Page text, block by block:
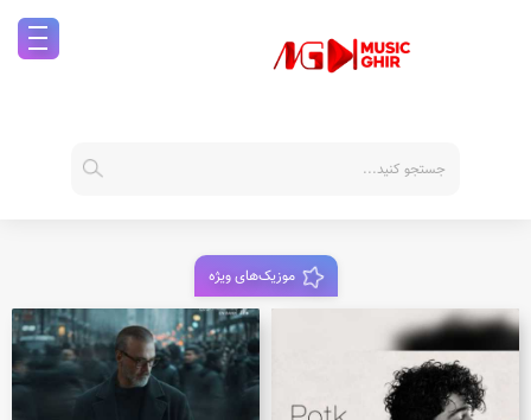
موزیک‌های ویژه